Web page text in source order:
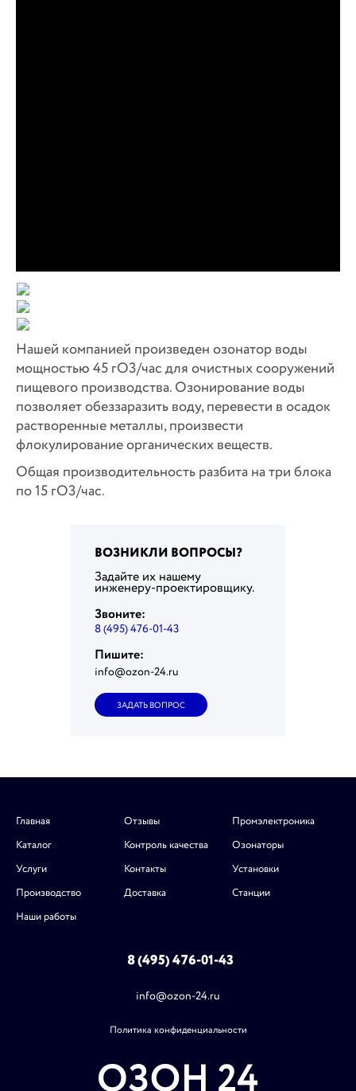
Нашей компанией произведен озонатор воды
мощностью 45 гО3/час для очистных сооружений
пищевого производства. Озонирование воды
позволяет обеззаразить воду, перевести в осадок
растворенные металлы, произвести
флокулирование органических веществ.
Общая производительность разбита на три блока
по 15 гО3/час.
ВОЗНИКЛИ ВОПРОСЫ?
Задайте их нашему
инженеру-проектировщику.
Звоните:
8 (495) 476-01-43
Пишите:
info@ozon-24.ru
ЗАДАТЬ ВОПРОС
Главная
Каталог
Услуги
Производство
Наши работы
Отзывы
Контроль качества
Контакты
Доставка
Промэлектроника
Озонаторы
Установки
Станции
8 (495) 476-01-43
info@ozon-24.ru
Политика конфиденциальности